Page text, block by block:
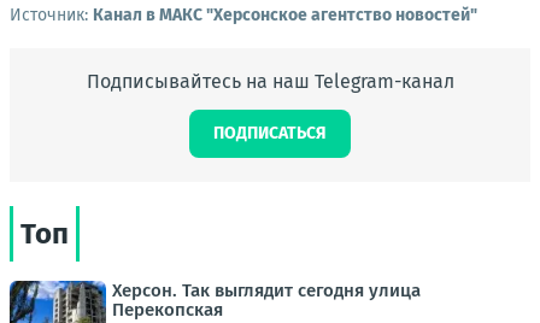
Источник: Канал в МАКС "Херсонское агентство новостей"
Подписывайтесь на наш Telegram-канал
ПОДПИСАТЬСЯ
Топ
Херсон. Так выглядит сегодня улица
Перекопская